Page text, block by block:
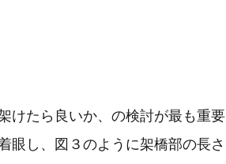
けたら良いか、の検討が最も重要
眼し、図３のように架橋部の長さ